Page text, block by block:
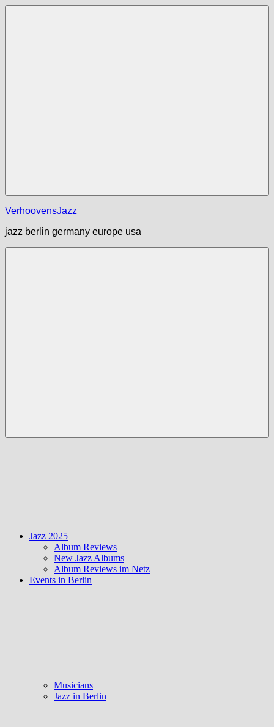
Zum
VerhoovensJazz
jazz berlin germany europe usa
Jazz 2025
Album Reviews
New Jazz Albums
Album Reviews im Netz
Events in Berlin
Musicians
Jazz in Berlin